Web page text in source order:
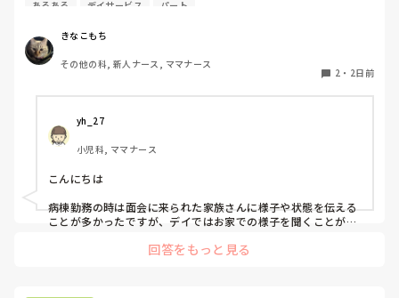
か？病院勤務との違いを感じる場面も多いように思います。
皆さんのあるあるを聞いてみたいです。
あるある デイサービス パート
きなこもち
その他の科, 新人ナース, ママナース
2 ・ 2日前
yh_27
小児科, ママナース
こんにちは
病棟勤務の時は面会に来られた家族さんに様子や状態を伝える
ことが多かったですが、デイではお家での様子を聞くことが多
回答をもっと見る